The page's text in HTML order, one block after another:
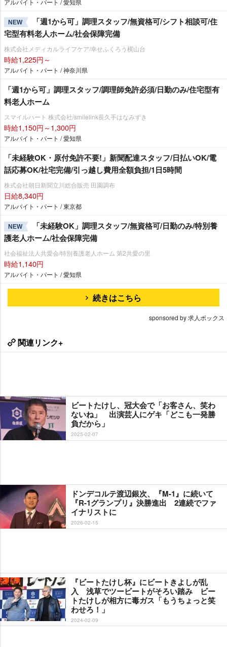
NEW
「週1から可」調理スタッフ/無資格可/シフト相談可/住
宅型有料老人ホーム/社会保障完備
株式会社メディカルライフケア/幸せふくろう横山台
時給1,225円～
アルバイト・パート / 神奈川県
「週1から可」調理スタッフ/調理師免許必須/日勤のみ/住宅型有
料老人ホーム
スマイルハート 株式会社/smilelink長久手はなみずき
時給1,150円～1,300円
アルバイト・パート / 愛知県
「未経験OK・原付免許不要!」新聞配達スタッフ/日払いOK/電
話応募OK/社宅完備/引っ越し費用全額負担/1日5時間
株式会社朝日新聞立川総合販売 田園調布
日給8,340円
アルバイト・パート / 東京都
NEW
「未経験OK」調理スタッフ/無資格可/日勤のみ/特別養
護老人ホーム/社会保障完備
社会福祉法人共愛会/特別養護老人ホーム 第2共愛の里
時給1,140円
アルバイト・パート / 愛知県
続きはこちら
sponsored by 求人ボックス
関連リンク+
ビートたけし、冠大会で「お客さん、笑わ
ないね」 出演芸人にゲキ「どこも一発勝
負だから」
2025-02-07
ドンデコルテ渡辺銀次、『M-1』に続いて
『R-1グランプリ』決勝進出 2連続でファ
イナリストに
2026-02-15
『ビートたけし杯』にビートきよしが乱
入 浅草でツービートがそろい踏み ビー
トたけしが相方に毒ガス「もうちょっと笑
わせろ！」
2024-02-09